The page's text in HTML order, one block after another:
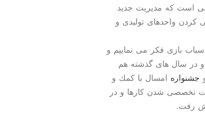
است كه مدیریت جدید
كردن واحدهای تولیدی و
بازی فكر می نماییم و
و در سال های گذشته هم
جشنواره امسال با كمك و
تخصصی شدن كارها و در
رفت.